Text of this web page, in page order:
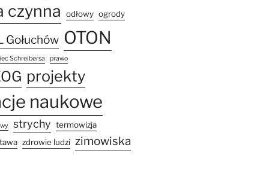
czynna odłowy ogrody
Gołuchów OTON
Schreibersa prawo
projekty
naukowe
strychy termowizja
zdrowie ludzi zimowiska